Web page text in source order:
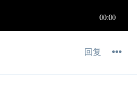
回复